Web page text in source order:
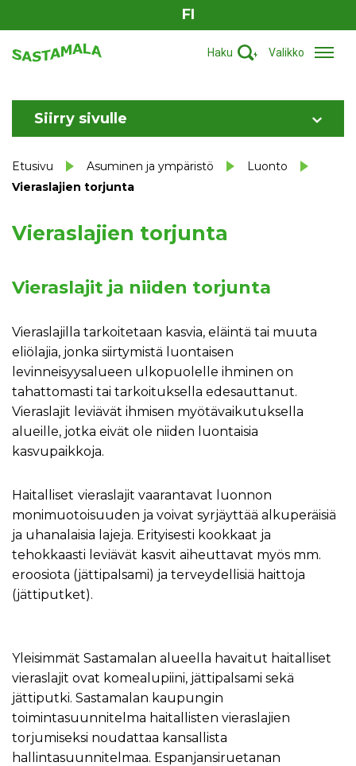
FI
Haku Valikko
Etusivu Asuminen ja ympäristö
Luonto
Vieraslajien torjunta
Siirry sivulle
Vieraslajien torjunta
Vieraslajit ja niiden torjunta
Vieraslajilla tarkoitetaan kasvia, eläintä tai muuta
eliölajia, jonka siirtymistä luontaisen
levinneisyysalueen ulkopuolelle ihminen on
tahattomasti tai tarkoituksella edesauttanut.
Vieraslajit leviävät ihmisen myötävaikutuksella
alueille, jotka eivät ole niiden luontaisia
kasvupaikkoja.
Haitalliset vieraslajit vaarantavat luonnon
monimuotoisuuden ja voivat syrjäyttää alkuperäisiä
ja uhanalaisia lajeja. Erityisesti kookkaat ja
tehokkaasti leviävät kasvit aiheuttavat myös mm.
eroosiota (jättipalsami) ja terveydellisiä haittoja
(jättiputket).
Yleisimmät Sastamalan alueella havaitut haitalliset
vieraslajit ovat komealupiini, jättipalsami sekä
jättiputki. Sastamalan kaupungin
toimintasuunnitelma haitallisten vieraslajien
torjumiseksi noudattaa kansallista
hallintasuunnitelmaa. Espanjansiruetanan